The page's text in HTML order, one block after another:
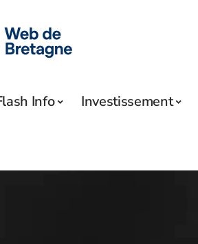
Info Investissement